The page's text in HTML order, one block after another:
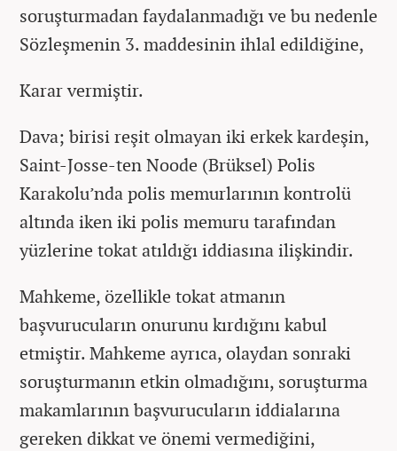
soruşturmadan faydalanmadığı ve bu nedenle
Sözleşmenin 3. maddesinin ihlal edildiğine,
Karar vermiştir.
Dava; birisi reşit olmayan iki erkek kardeşin,
Saint-Josse-ten Noode (Brüksel) Polis
Karakolu’nda polis memurlarının kontrolü
altında iken iki polis memuru tarafından
yüzlerine tokat atıldığı iddiasına ilişkindir.
Mahkeme, özellikle tokat atmanın
başvurucuların onurunu kırdığını kabul
etmiştir. Mahkeme ayrıca, olaydan sonraki
soruşturmanın etkin olmadığını, soruşturma
makamlarının başvurucuların iddialarına
gereken dikkat ve önemi vermediğini,